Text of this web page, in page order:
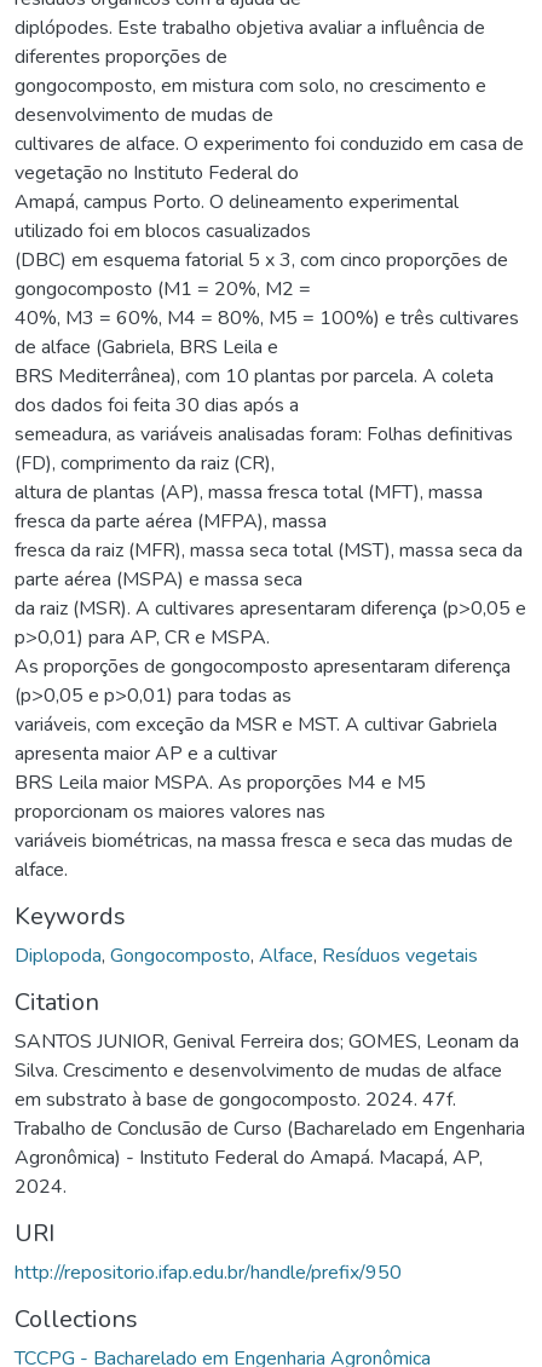
diplópodes. Este trabalho objetiva avaliar a influência de
diferentes proporções de
gongocomposto, em mistura com solo, no crescimento e
desenvolvimento de mudas de
cultivares de alface. O experimento foi conduzido em casa de
vegetação no Instituto Federal do
Amapá, campus Porto. O delineamento experimental
utilizado foi em blocos casualizados
(DBC) em esquema fatorial 5 x 3, com cinco proporções de
gongocomposto (M1 = 20%, M2 =
40%, M3 = 60%, M4 = 80%, M5 = 100%) e três cultivares
de alface (Gabriela, BRS Leila e
BRS Mediterrânea), com 10 plantas por parcela. A coleta
dos dados foi feita 30 dias após a
semeadura, as variáveis analisadas foram: Folhas definitivas
(FD), comprimento da raiz (CR),
altura de plantas (AP), massa fresca total (MFT), massa
fresca da parte aérea (MFPA), massa
fresca da raiz (MFR), massa seca total (MST), massa seca da
parte aérea (MSPA) e massa seca
da raiz (MSR). A cultivares apresentaram diferença (p>0,05 e
p>0,01) para AP, CR e MSPA.
As proporções de gongocomposto apresentaram diferença
(p>0,05 e p>0,01) para todas as
variáveis, com exceção da MSR e MST. A cultivar Gabriela
apresenta maior AP e a cultivar
BRS Leila maior MSPA. As proporções M4 e M5
proporcionam os maiores valores nas
variáveis biométricas, na massa fresca e seca das mudas de
alface.
Keywords
Diplopoda, Gongocomposto, Alface, Resíduos vegetais
Citation
SANTOS JUNIOR, Genival Ferreira dos; GOMES, Leonam da
Silva. Crescimento e desenvolvimento de mudas de alface
em substrato à base de gongocomposto. 2024. 47f.
Trabalho de Conclusão de Curso (Bacharelado em Engenharia
Agronômica) - Instituto Federal do Amapá. Macapá, AP,
2024.
URI
http://repositorio.ifap.edu.br/handle/prefix/950
Collections
TCCPG - Bacharelado em Engenharia Agronômica